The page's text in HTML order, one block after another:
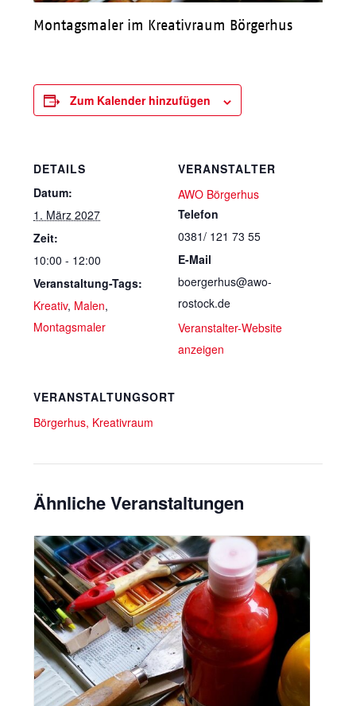
Montagsmaler im Kreativraum Börgerhus
Zum Kalender hinzufügen
DETAILS
Datum:
1. März 2027
Zeit:
10:00 - 12:00
Veranstaltung-Tags:
Kreativ, Malen,
Montagsmaler
VERANSTALTER
AWO Börgerhus
Telefon
0381/ 121 73 55
E-Mail
boergerhus@awo-
rostock.de
Veranstalter-Website
anzeigen
VERANSTALTUNGSORT
Börgerhus, Kreativraum
Ähnliche Veranstaltungen